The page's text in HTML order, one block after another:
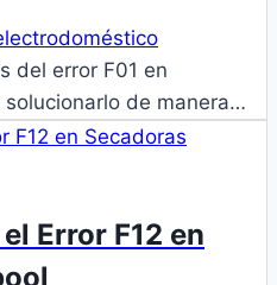
del error F01 en
de manera…
Error F12 en